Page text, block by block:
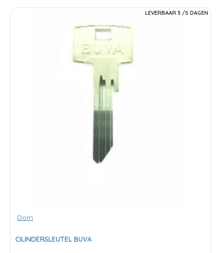
LEVERBAAR 3 /5 DAGEN
Dom
CILINDERSLEUTEL BUVA